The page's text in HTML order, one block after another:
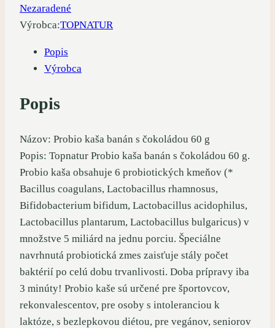
Nezaradené
Výrobca:TOPNATUR
Popis
Výrobca
Popis
Názov: Probio kaša banán s čokoládou 60 g
Popis: Topnatur Probio kaša banán s čokoládou 60 g.
Probio kaša obsahuje 6 probiotických kmeňov (*
Bacillus coagulans, Lactobacillus rhamnosus,
Bifidobacterium bifidum, Lactobacillus acidophilus,
Lactobacillus plantarum, Lactobacillus bulgaricus) v
množstve 5 miliárd na jednu porciu. Špeciálne
navrhnutá probiotická zmes zaisťuje stály počet
baktérií po celú dobu trvanlivosti. Doba prípravy iba
3 minúty! Probio kaše sú určené pre športovcov,
rekonvalescentov, pre osoby s intoleranciou k
laktóze, s bezlepkovou diétou, pre vegánov, seniorov